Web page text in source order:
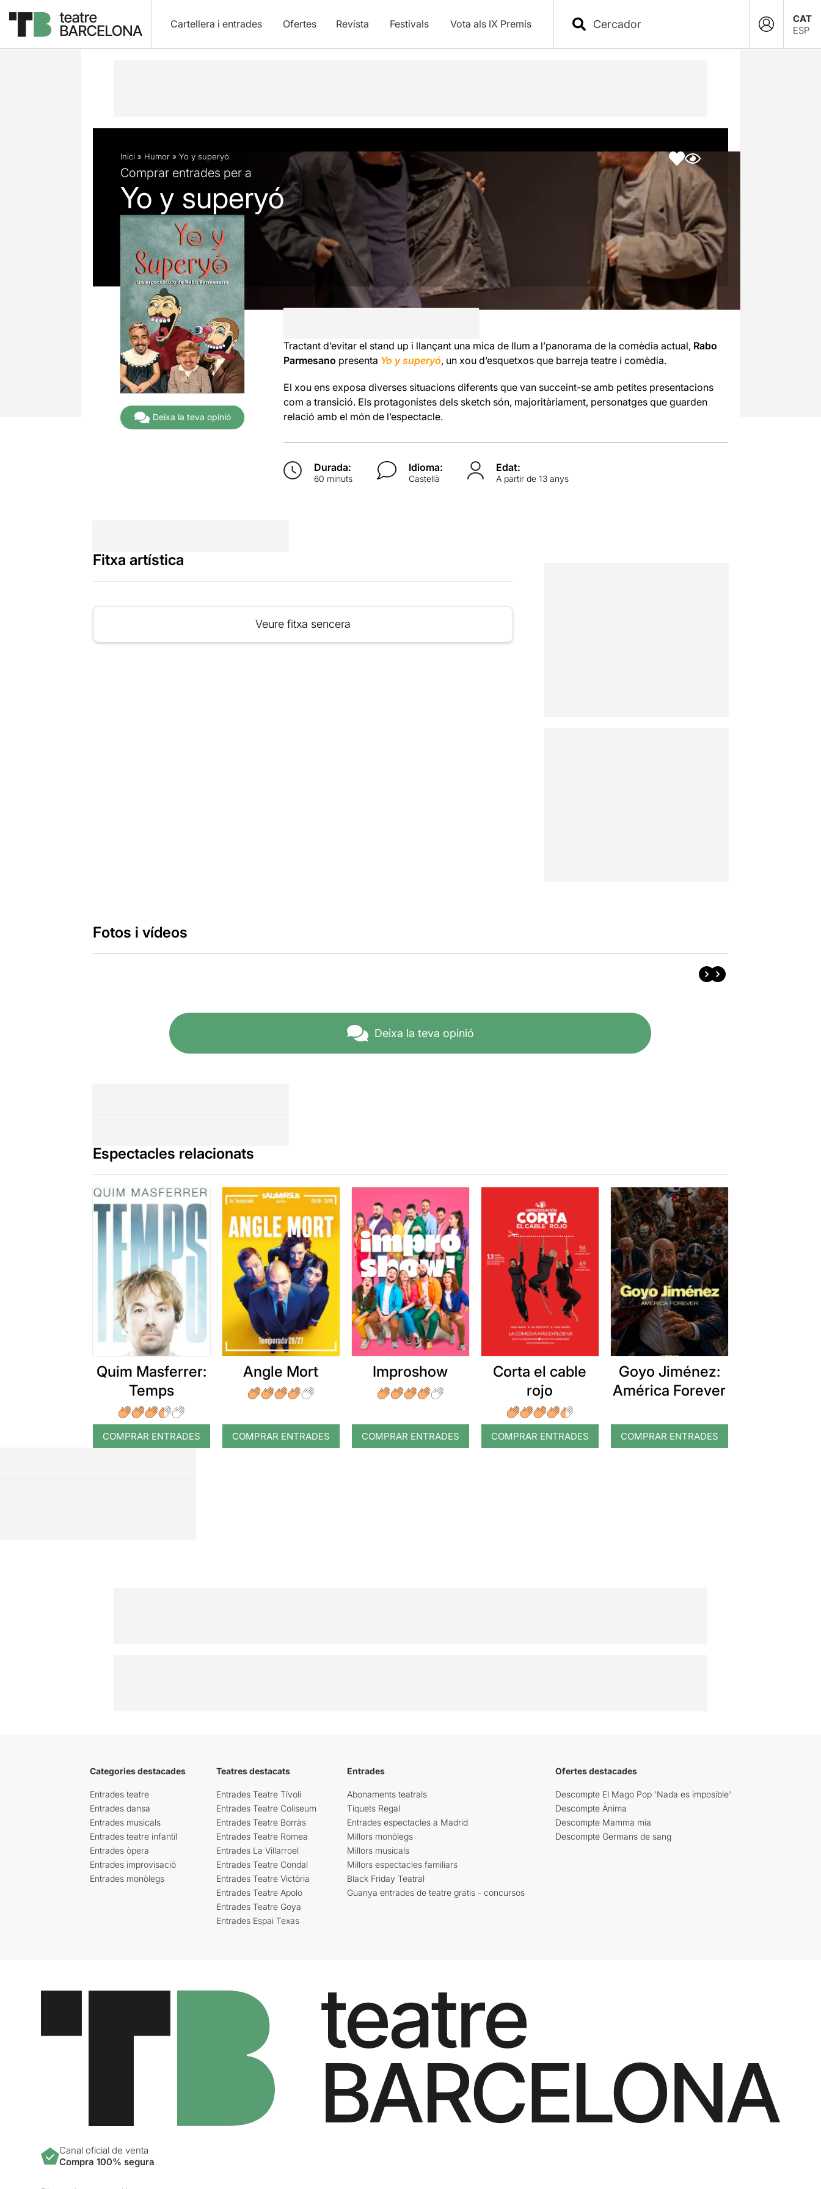
Cartellera i entrades Ofertes Revista Festivals Vota als IX Premis
CAT
ESP
Descripció Fitxa artística Fotos i vídeos
Inici » Humor » Yo y superyó
Comprar entrades per a
Yo y superyó
Deixa la teva opinió
Tractant d’evitar el stand up i llançant una mica de llum a l’panorama de la comèdia actual, Rabo
Parmesano presenta Yo y superyó, un xou d’esquetxos que barreja teatre i comèdia.
El xou ens exposa diverses situacions diferents que van succeint-se amb petites presentacions
com a transició. Els protagonistes dels sketch són, majoritàriament, personatges que guarden
relació amb el món de l’espectacle.
Durada:
60 minuts
Idioma:
Castellà
Edat:
A partir de 13 anys
Fitxa artística
Veure fitxa sencera
Fotos i vídeos
Deixa la teva opinió
Espectacles relacionats
Quim Masferrer:
Temps
COMPRAR ENTRADES
Angle Mort
COMPRAR ENTRADES
Improshow
COMPRAR ENTRADES
Corta el cable
rojo
COMPRAR ENTRADES
Goyo Jiménez:
América Forever
COMPRAR ENTRADES
Categories destacades
Entrades teatre
Entrades dansa
Entrades musicals
Entrades teatre infantil
Entrades òpera
Entrades improvisació
Entrades monòlegs
Teatres destacats
Entrades Teatre Tívoli
Entrades Teatre Coliseum
Entrades Teatre Borràs
Entrades Teatre Romea
Entrades La Villarroel
Entrades Teatre Condal
Entrades Teatre Victòria
Entrades Teatre Apolo
Entrades Teatre Goya
Entrades Espai Texas
Entrades
Abonaments teatrals
Tiquets Regal
Entrades espectacles a Madrid
Millors monòlegs
Millors musicals
Millors espectacles familiars
Black Friday Teatral
Guanya entrades de teatre gratis - concursos
Ofertes destacades
Descompte El Mago Pop 'Nada es imposible'
Descompte Ànima
Descompte Mamma mia
Descompte Germans de sang
Canal oficial de venta
Compra 100% segura